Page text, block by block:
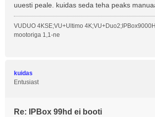
i
t
u
s
uuesti peale. kuidas seda teha peaks
VUDUO 4KSE;VU+Ultimo
mootoriga 1,1-ne
kuidas
Entusiast
Re: IPBox 99hd ei booti